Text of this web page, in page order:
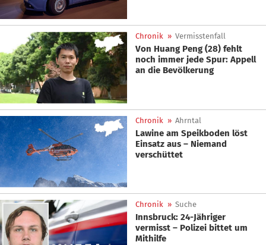
Chronik » Vermisstenfall
Von Huang Peng (28) fehlt
noch immer jede Spur: Appell
an die Bevölkerung
Chronik » Ahrntal
Lawine am Speikboden löst
Einsatz aus – Niemand
verschüttet
Chronik » Suche
Innsbruck: 24-Jähriger
vermisst – Polizei bittet um
Mithilfe